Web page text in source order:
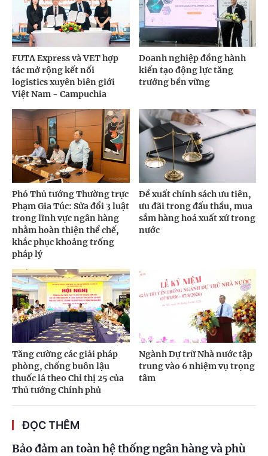
FUTA Express và VET hợp
tác mở rộng kết nối
logistics xuyên biên giới
Việt Nam - Campuchia
Doanh nghiệp đồng hành
kiến tạo động lực tăng
trưởng bền vững
Phó Thủ tướng Thường trực
Phạm Gia Túc: Sửa đổi 3 luật
trong lĩnh vực ngân hàng
nhằm hoàn thiện thể chế,
khắc phục khoảng trống
pháp lý
Đề xuất chính sách ưu tiên,
ưu đãi trong đấu thầu, mua
sắm hàng hoá xuất xứ trong
nước
Tăng cường các giải pháp
phòng, chống buôn lậu
thuốc lá theo Chỉ thị 25 của
Thủ tướng Chính phủ
Ngành Dự trữ Nhà nước tập
trung vào 6 nhiệm vụ trọng
tâm
ĐỌC THÊM
Bảo đảm an toàn hệ thống ngân hàng và phù